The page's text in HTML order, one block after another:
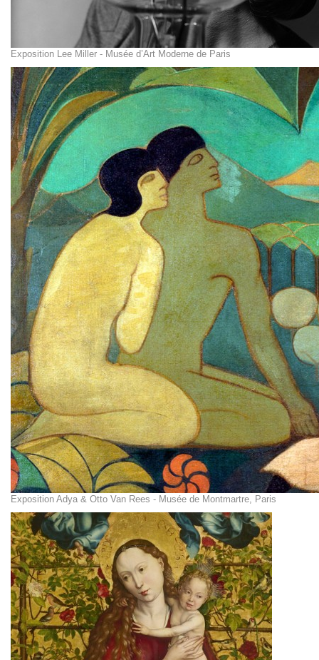
Exposition Lee Miller - Musée d’Art Moderne de Paris
Exposition Adya & Otto Van Rees - Musée de Montmartre, Paris